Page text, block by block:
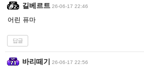
길베르트 26-06-17 22:46
어린 퓨마
답글
바리떼기 26-06-17 22:56